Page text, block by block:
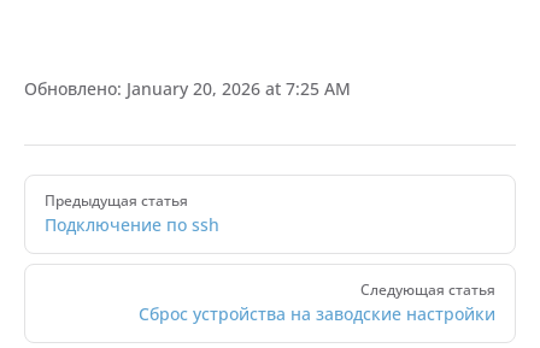
Обновлено: January 20, 2026 at 7:25 AM
PagerПредыдущая статья
Подключение по ssh
Следующая статья
Сброс устройства на заводские настройки